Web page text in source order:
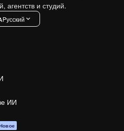
агентств и студий.
Pусский
ИИ